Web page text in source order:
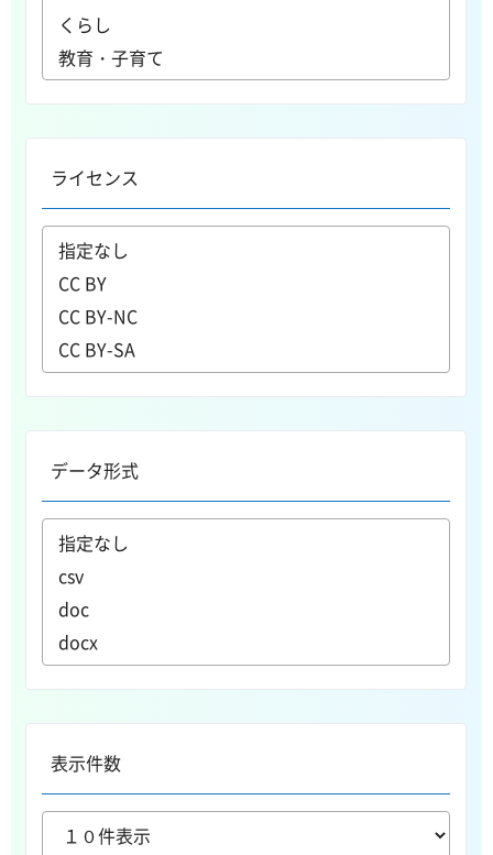
ライセンス
データ形式
表示件数